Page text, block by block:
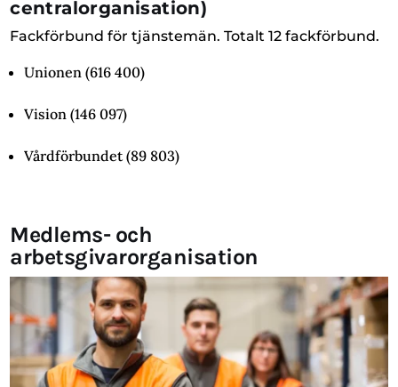
centralorganisation)
Fackförbund för tjänstemän. Totalt 12 fackförbund.
Unionen (616 400)
Vision (146 097)
Vårdförbundet (89 803)
Medlems- och
arbetsgivarorganisation